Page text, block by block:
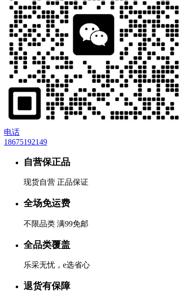
电话
18675192149
自营保正品
现货自营 正品保证
全场免运费
不限品类 满99免邮
全品类覆盖
乐采无忧，e选省心
退货有保障